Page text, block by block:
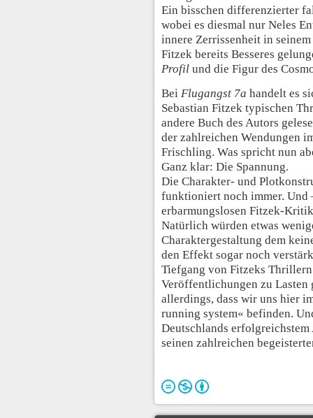
Ein bisschen differenzierter
wobei es diesmal nur Neles
innere Zerrissenheit in
Fitzek bereits Besseres
Profil und die Figur des
Bei Flugangst 7a handelt es
Sebastian Fitzek typischen
andere Buch des Autors
der zahlreichen Wendungen
Frischling. Was spricht nun
Ganz klar: Die Spannung.
Die Charakter- und
funktioniert noch immer. Und
erbarmungslosen Fitzek-
Natürlich würden etwas
Charaktergestaltung dem
den Effekt sogar noch
Tiefgang von Fitzeks
Veröffentlichungen zu Lasten
allerdings, dass wir uns hier
running system« befinden.
Deutschlands
seinen zahlreichen